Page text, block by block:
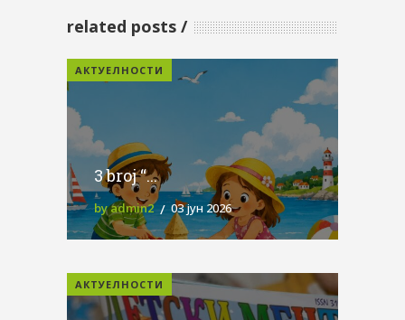
related posts
АКТУЕЛНОСТИ
3 broj “...
by admin2 03 јун 2026
АКТУЕЛНОСТИ